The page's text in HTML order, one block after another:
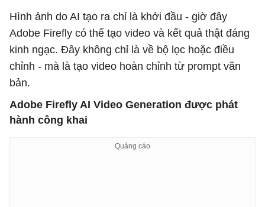
Hình ảnh do AI tạo ra chỉ là khởi đầu - giờ đây
Adobe Firefly có thể tạo video và kết quả thật đáng
kinh ngạc. Đây không chỉ là về bộ lọc hoặc điều
chỉnh - mà là tạo video hoàn chỉnh từ prompt văn
bản.
Adobe Firefly AI Video Generation được phát
hành công khai